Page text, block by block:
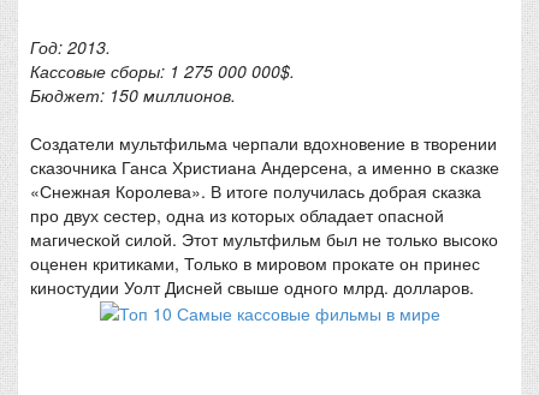
Год: 2013.
Кассовые сборы: 1 275 000 000$.
Бюджет: 150 миллионов.
Создатели мультфильма черпали вдохновение в творении
сказочника Ганса Христиана Андерсена, а именно в сказке
«Снежная Королева». В итоге получилась добрая сказка
про двух сестер, одна из которых обладает опасной
магической силой. Этот мультфильм был не только высоко
оценен критиками, Только в мировом прокате он принес
киностудии Уолт Дисней свыше одного млрд. долларов.